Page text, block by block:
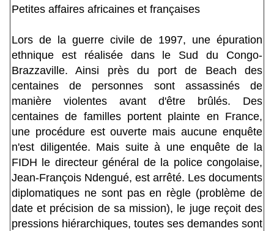
Petites affaires africaines et françaises
Lors de la guerre civile de 1997, une épuration
ethnique est réalisée dans le Sud du Congo-
Brazzaville. Ainsi près du port de Beach des
centaines de personnes sont assassinés de
manière violentes avant d'être brûlés. Des
centaines de familles portent plainte en France,
une procédure est ouverte mais aucune enquête
n'est diligentée. Mais suite à une enquête de la
FIDH le directeur général de la police congolaise,
Jean-François Ndengué, est arrêté. Les documents
diplomatiques ne sont pas en règle (problème de
date et précision de sa mission), le juge reçoit des
pressions hiérarchiques, toutes ses demandes sont